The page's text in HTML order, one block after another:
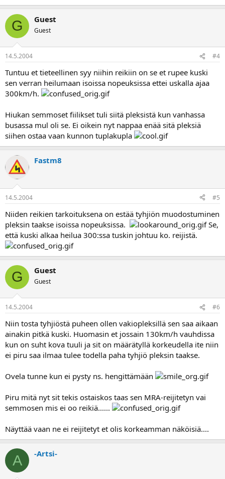
G Guest
Guest
14.5.2004 #4
Tuntuu et tieteellinen syy niihin reikiin on se et rupee kuski
sen verran heilumaan isoissa nopeuksissa ettei uskalla ajaa
300km/h.
Hiukan semmoset fiilikset tuli siitä pleksistä kun vanhassa
busassa mul oli se. Ei oikein nyt nappaa enää sitä pleksiä
siihen ostaa vaan kunnon tuplakupla
Fastm8
14.5.2004 #5
Niiden reikien tarkoituksena on estää tyhjiön muodostuminen
pleksin taakse isoissa nopeuksissa.
Se,
että kuski alkaa heilua 300:ssa tuskin johtuu ko. reijistä.
G Guest
Guest
14.5.2004 #6
Niin tosta tyhjiöstä puheen ollen vakiopleksillä sen saa aikaan
ainakin pitkä kuski. Huomasin et jossain 130km/h vauhdissa
kun on suht kova tuuli ja sit on määrätyllä korkeudella ite niin
ei piru saa ilmaa tulee todella paha tyhjiö pleksin taakse.
Ovela tunne kun ei pysty ns. hengittämään
Piru mitä nyt sit tekis ostaiskos taas sen MRA-reijitetyn vai
semmosen mis ei oo reikiä......
Näyttää vaan ne ei reijitetyt et olis korkeamman näköisiä....
A -Artsi-